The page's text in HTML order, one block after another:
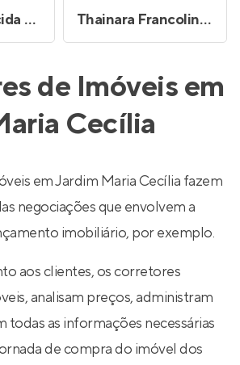
Daiane Aparecida Lopes Regis Thainara Francolino de Paula Dias
de Imóveis em
Cecília
em Jardim Maria Cecília fazem
negociações que envolvem a
imobiliário, por exemplo.
aos clientes, os corretores
analisam preços, administram
todas as informações necessárias
de compra do imóvel dos